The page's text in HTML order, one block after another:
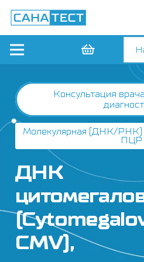
Консультация
Молекулярная (ДНК/РНК)
ПЦР
ДНК
CMV),